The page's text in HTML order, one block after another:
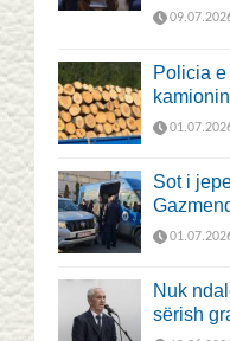
Policia
Sot i
Nuk
sërish